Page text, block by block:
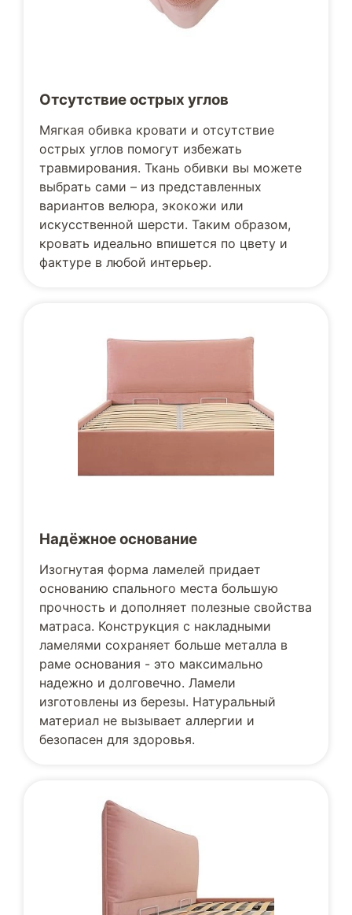
Отсутствие острых углов
Мягкая обивка кровати и отсутствие
острых углов помогут избежать
травмирования. Ткань обивки вы можете
выбрать сами – из представленных
вариантов велюра, экокожи или
искусственной шерсти. Таким образом,
кровать идеально впишется по цвету и
фактуре в любой интерьер.
Надёжное основание
Изогнутая форма ламелей придает
основанию спального места большую
прочность и дополняет полезные свойства
матраса. Конструкция с накладными
ламелями сохраняет больше металла в
раме основания - это максимально
надежно и долговечно. Ламели
изготовлены из березы. Натуральный
материал не вызывает аллергии и
безопасен для здоровья.